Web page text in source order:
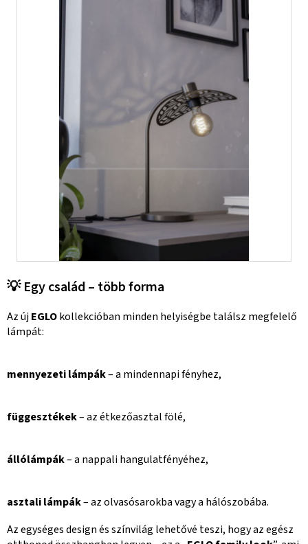
💡 Egy család – több forma
Az újEGLOkollekcióban minden helyiségbe találsz megfelelő
lámpát:
mennyezeti lámpák– a mindennapi fényhez,
függesztékek– az étkezőasztal fölé,
állólámpák– a nappali hangulatfényéhez,
asztali lámpák– az olvasósarokba vagy a hálószobába.
Az egységes design és színvilág lehetővé teszi, hogy az egész